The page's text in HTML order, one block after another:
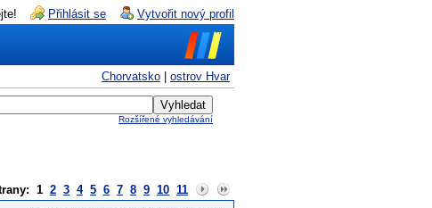
Přihlásit se Vytvořit nový profil
Chorvatsko ostrov Hvar
Rozšířené vyhledávání
1 2 3 4 5 6 7 8 9 10 11